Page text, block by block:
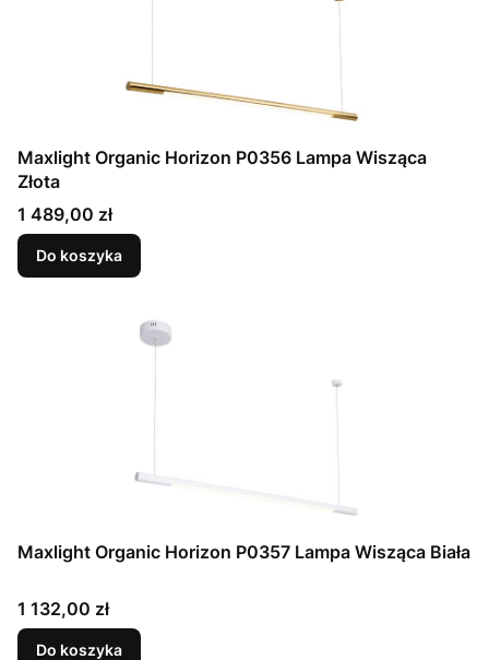
Maxlight Organic Horizon P0356 Lampa Wisząca
Złota
Cena
1 489,00 zł
Do koszyka
Maxlight Organic Horizon P0357 Lampa Wisząca Biała
Cena
1 132,00 zł
Do koszyka